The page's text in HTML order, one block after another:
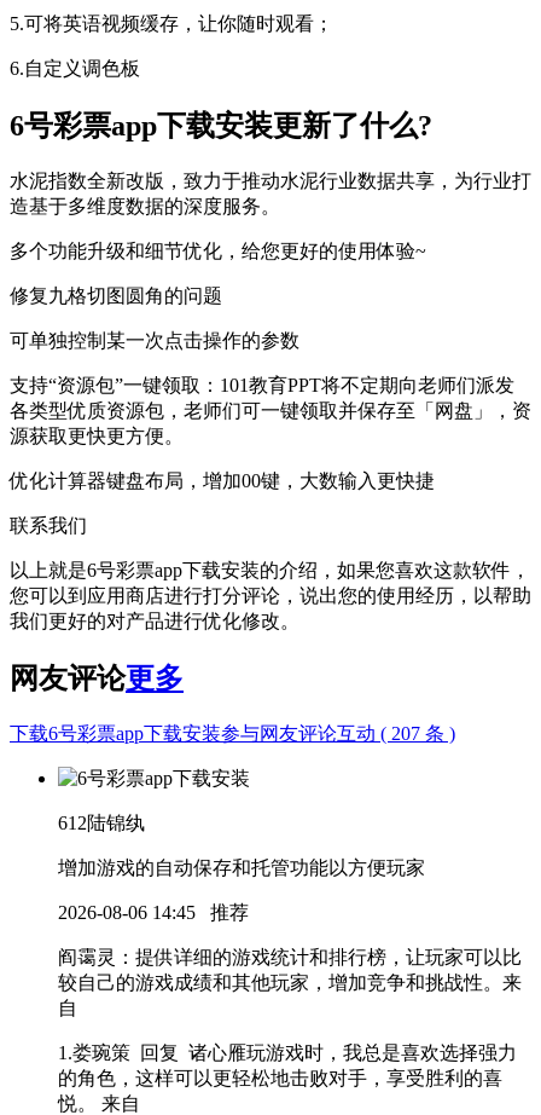
5.可将英语视频缓存，让你随时观看；
6.自定义调色板
6号彩票app下载安装更新了什么?
水泥指数全新改版，致力于推动水泥行业数据共享，为行业打
造基于多维度数据的深度服务。
多个功能升级和细节优化，给您更好的使用体验~
修复九格切图圆角的问题
可单独控制某一次点击操作的参数
支持“资源包”一键领取：101教育PPT将不定期向老师们派发
各类型优质资源包，老师们可一键领取并保存至「网盘」，资
源获取更快更方便。
优化计算器键盘布局，增加00键，大数输入更快捷
联系我们
以上就是6号彩票app下载安装的介绍，如果您喜欢这款软件，
您可以到应用商店进行打分评论，说出您的使用经历，以帮助
我们更好的对产品进行优化修改。
网友评论更多
下载6号彩票app下载安装参与网友评论互动 ( 207 条 )
612陆锦纨
增加游戏的自动保存和托管功能以方便玩家
2026-08-06 14:45 推荐
阎霭灵 ：提供详细的游戏统计和排行榜，让玩家可以比
较自己的游戏成绩和其他玩家，增加竞争和挑战性。 来
自
1.娄琬策 回复 诸心雁玩游戏时，我总是喜欢选择强力
的角色，这样可以更轻松地击败对手，享受胜利的喜
悦。 来自